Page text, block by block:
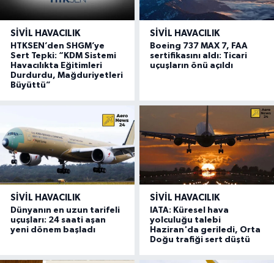
SIVIL HAVACILIK
HTKSEN’den SHGM’ye
Sert Tepki: “KDM Sistemi
Havacılıkta Eğitimleri
Durdurdu, Mağduriyetleri
Büyüttü”
SIVIL HAVACILIK
Boeing 737 MAX 7, FAA
sertifikasını aldı: Ticari
uçuşların önü açıldı
SIVIL HAVACILIK
Dünyanın en uzun tarifeli
uçuşları: 24 saati aşan
yeni dönem başladı
SIVIL HAVACILIK
IATA: Küresel hava
yolculuğu talebi
Haziran'da geriledi, Orta
Doğu trafiği sert düştü